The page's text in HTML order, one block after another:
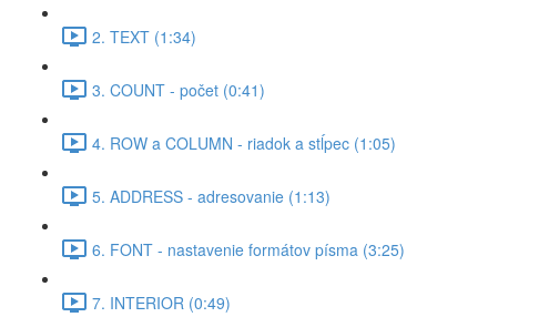
2. TEXT (1:34)
3. COUNT - počet (0:41)
4. ROW a COLUMN - riadok a stĺpec (1:05)
5. ADDRESS - adresovanie (1:13)
6. FONT - nastavenie formátov písma (3:25)
7. INTERIOR (0:49)